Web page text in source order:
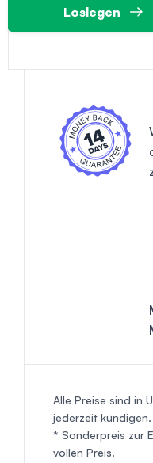
Loslegen
Alle Preise sind in
jederzeit kündigen.
* Sonderpreis zur
vollen Preis.